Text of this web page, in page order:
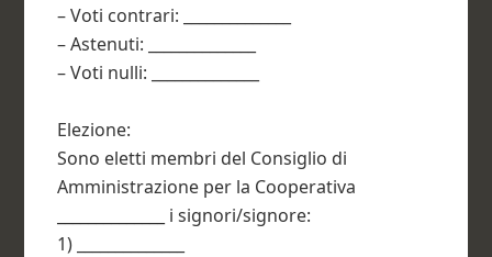
– Voti contrari: ______________
– Astenuti: ______________
– Voti nulli: ______________
Elezione:
Sono eletti membri del Consiglio di
Amministrazione per la Cooperativa
______________ i signori/signore:
1) ______________